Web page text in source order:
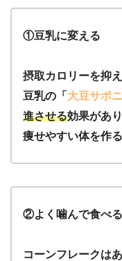
①豆乳に変える
摂取カロリーを抑
豆乳の「 大豆サポ
進させる効果があり
痩せやすい体を作
②よく噛んで食べ
コーンフレークは